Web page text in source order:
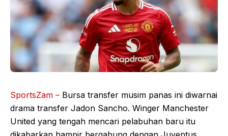
SportsZam – Bursa transfer musim panas ini diwarnai
drama transfer Jadon Sancho. Winger Manchester
United yang tengah mencari pelabuhan baru itu